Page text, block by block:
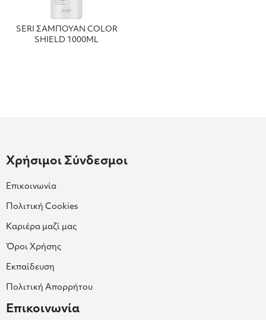
SERI ΣΑΜΠΟΥΑΝ COLOR
SHIELD 1000ML
Χρήσιμοι Σύνδεσμοι
Επικοινωνία
Πολιτική Cookies
Καριέρα μαζί μας
Όροι Χρήσης
Εκπαίδευση
Πολιτική Απορρήτου
Επικοινωνία